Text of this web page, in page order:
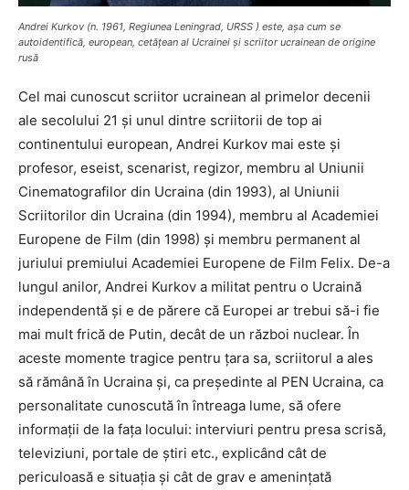
Andrei Kurkov (n. 1961, Regiunea Leningrad, URSS ) este, aşa cum se
autoidentifică, european, cetăţean al Ucrainei şi scriitor ucrainean de origine
rusă
Cel mai cunoscut scriitor ucrainean al primelor decenii
ale secolului 21 și unul dintre scriitorii de top ai
continentului european, Andrei Kurkov mai este şi
profesor, eseist, scenarist, regizor, membru al Uniunii
Cinematografilor din Ucraina (din 1993), al Uniunii
Scriitorilor din Ucraina (din 1994), membru al Academiei
Europene de Film (din 1998) și membru permanent al
juriului premiului Academiei Europene de Film Felix. De-a
lungul anilor, Andrei Kurkov a militat pentru o Ucraină
independentă și e de părere că Europei ar trebui să-i fie
mai mult frică de Putin, decât de un război nuclear. În
aceste momente tragice pentru țara sa, scriitorul a ales
să rămână în Ucraina și, ca președinte al PEN Ucraina, ca
personalitate cunoscută în întreaga lume, să ofere
informații de la fața locului: interviuri pentru presa scrisă,
televiziuni, portale de știri etc., explicând cât de
periculoasă e situația și cât de grav e amenințată